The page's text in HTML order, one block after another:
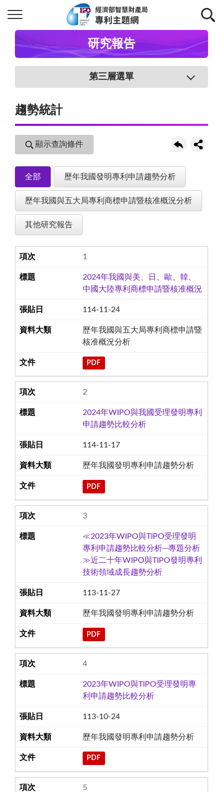
研究報告
第三層選單
趨勢統計
顯示查詢條件
全部 歷年我國發明專利申請趨勢分析
歷年我國與五大局專利商標申請暨核准概況分析
其他研究報告
1
2024年我國與美、日、歐、韓、
中國大陸專利商標申請暨核准概況
114-11-24
歷年我國與五大局專利商標申請暨
核准概況分析
PDF
2
2024年WIPO與我國受理發明專利
申請趨勢比較分析
114-11-17
歷年我國發明專利申請趨勢分析
PDF
3
≪2023年WIPO與TIPO受理發明
專利申請趨勢比較分析─專題分析
≫近二十年WIPO與TIPO發明專利
技術領域成長趨勢分析
113-11-27
歷年我國發明專利申請趨勢分析
PDF
4
2023年WIPO與TIPO受理發明專
利申請趨勢比較分析
113-10-24
歷年我國發明專利申請趨勢分析
PDF
5